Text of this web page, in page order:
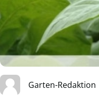
Garten-Redaktion